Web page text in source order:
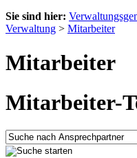
Sie sind hier:
Verwaltung > Mitarbeiter
Mitarbeiter
Mitarbeiter-